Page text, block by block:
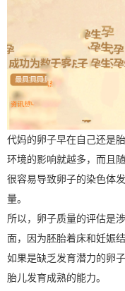
代妈的卵子早在自己还是
环境的影响就越多，而且
很容易导致卵子的染色体
量。
所以，卵子质量的评估是
面，因为胚胎着床和妊娠
如果是缺乏发育潜力的卵
胎儿发育成熟的能力。